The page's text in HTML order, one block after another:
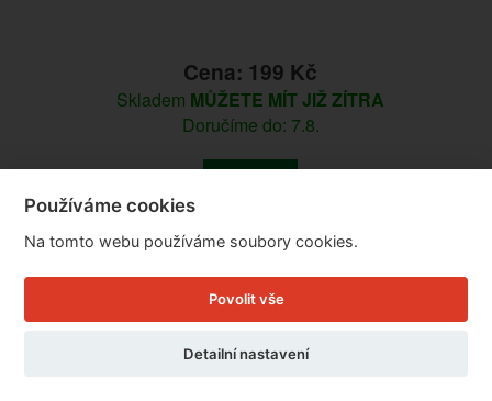
Cena: 199 Kč
Skladem MŮŽETE MÍT JIŽ ZÍTRA
Doručíme do: 7.8.
Používáme cookies
Na tomto webu používáme soubory cookies.
Povolit vše
Detailní nastavení